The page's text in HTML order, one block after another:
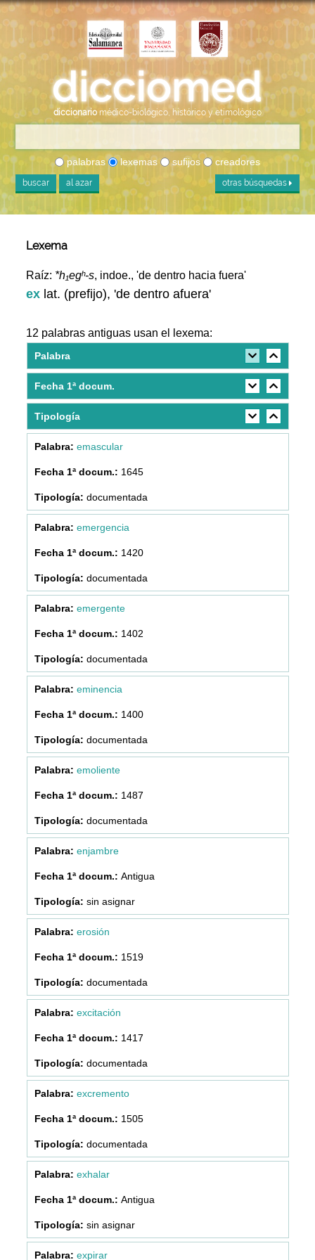
diccionario médico-biológico, histórico y etimológico
palabras lexemas sufijos creadores
buscar al azar otras búsquedas
Lexema
Raíz: *h₁egʰ-s, indoe., 'de dentro hacia fuera'
ex lat. (prefijo), 'de dentro afuera'
12 palabras antiguas usan el lexema:
Palabra
Fecha 1ª docum.
Tipología
emascular
1645
documentada
emergencia
1420
documentada
emergente
1402
documentada
eminencia
1400
documentada
emoliente
1487
documentada
enjambre
Antigua
sin asignar
erosión
1519
documentada
excitación
1417
documentada
excremento
1505
documentada
exhalar
Antigua
sin asignar
expirar